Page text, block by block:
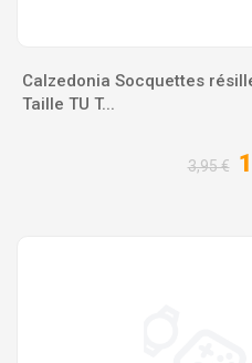
Calzedonia Socquettes
Taille TU T...
3,95 €